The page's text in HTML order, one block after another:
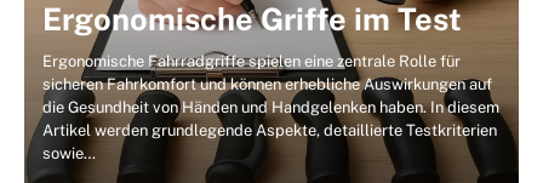
Ergonomische Griffe im Test
Ergonomische Fahrradgriffe spielen eine zentrale Rolle für
sicheren Fahrkomfort und können erhebliche Auswirkungen auf
die Gesundheit von Händen und Handgelenken haben. In diesem
Artikel werden grundlegende Aspekte, detaillierte Testkriterien
sowie…